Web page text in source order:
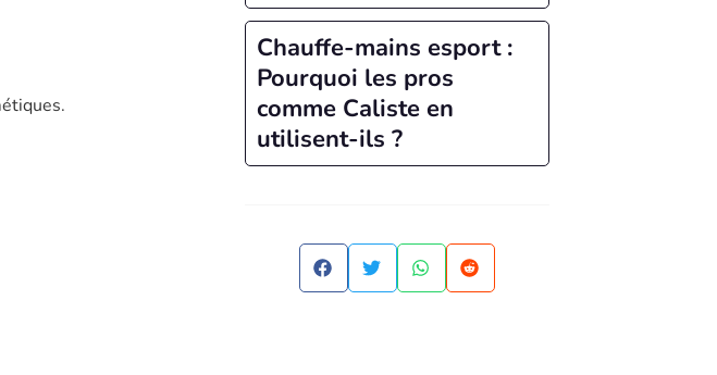
Chauffe-mains esport :
Pourquoi les pros
comme Caliste en
utilisent-ils ?